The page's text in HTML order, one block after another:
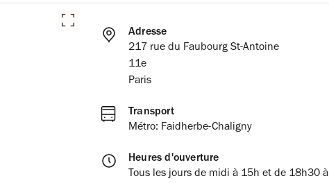
Adresse
217 rue du Faubourg St-Antoine
11e
Paris
Transport
Métro: Faidherbe-Chaligny
Heures d'ouverture
Tous les jours de midi à 15h et de 18h30 à